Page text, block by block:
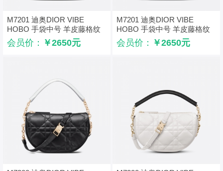
M7201 迪奥DIOR VIBE
HOBO 手袋中号 羊皮藤格纹
饺子包 黑色
会员价： ￥2650元
M7201 迪奥DIOR VIBE
HOBO 手袋中号 羊皮藤格纹
饺子包 白色
会员价： ￥2650元